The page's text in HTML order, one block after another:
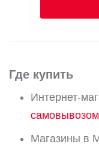
Где купить
Интернет-
самовывозом
Магазины в